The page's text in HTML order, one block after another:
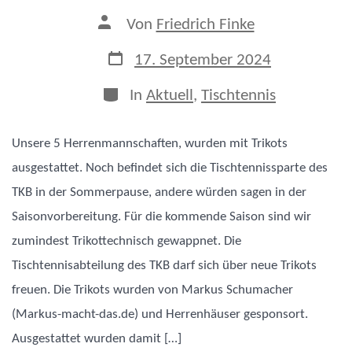
Beitragsautor
Von Friedrich Finke
Veröffentlichungsdatum
17. September 2024
Kategorien
In Aktuell , Tischtennis
Unsere 5 Herrenmannschaften, wurden mit Trikots
ausgestattet. Noch befindet sich die Tischtennissparte des
TKB in der Sommerpause, andere würden sagen in der
Saisonvorbereitung. Für die kommende Saison sind wir
zumindest Trikottechnisch gewappnet. Die
Tischtennisabteilung des TKB darf sich über neue Trikots
freuen. Die Trikots wurden von Markus Schumacher
(Markus-macht-das.de) und Herrenhäuser gesponsort.
Ausgestattet wurden damit […]